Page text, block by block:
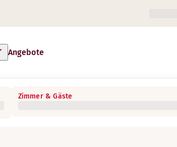
Angebote
Zimmer & Gäste